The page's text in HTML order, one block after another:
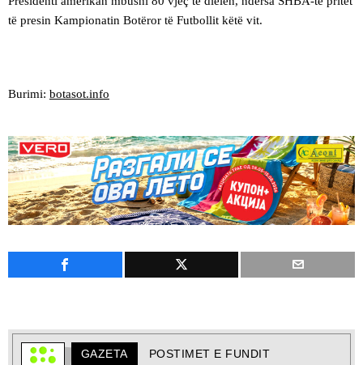
të presin Kampionatin Botëror të Futbollit këtë vit.
Burimi: botasot.info
GAZETA POSTIMET E FUNDIT